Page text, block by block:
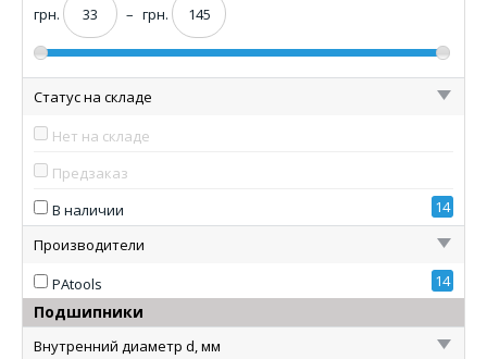
грн. – грн.
Статус на складе
Нет на складе
Предзаказ
В наличии
14
Производители
PAtools
14
Подшипники
Внутренний диаметр d, мм